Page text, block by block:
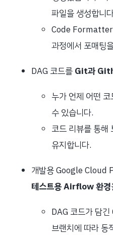
파일을 생성합니
Code
과정에서 포매팅
DAG 코드를 Git과
누가 언제 어떤
수 있습니다.
코드 리뷰를 통해
유지합니다.
개발용 Google Cloud
테스트용 Airflow 환경
DAG 코드가 담
브랜치에 따라